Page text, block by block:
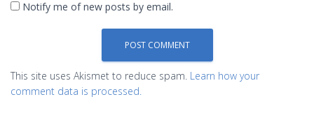
Notify me of new posts by email.
This site uses Akismet to reduce spam. Learn how your
comment data is processed.